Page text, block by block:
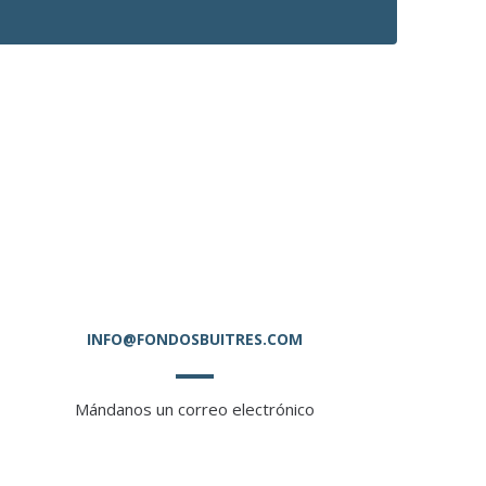
INFO@FONDOSBUITRES.COM
Mándanos un correo electrónico